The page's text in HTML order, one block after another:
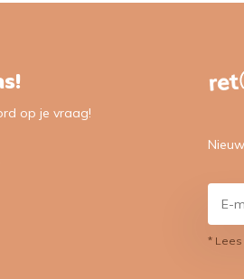
op je vraag!
*